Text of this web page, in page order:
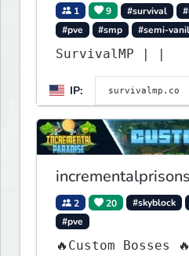
1 9 #survival
#pve
#smp #semi-
SurvivalMP | |
IP:
2 20 #skyblock
#pve
🔥Custom Bosses